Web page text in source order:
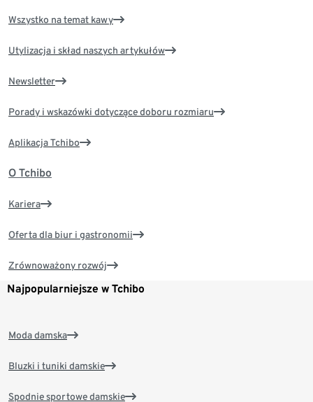
Wszystko na temat kawy
Utylizacja i skład naszych artykułów
Newsletter
Porady i wskazówki dotyczące doboru rozmiaru
Aplikacja Tchibo
O Tchibo
Kariera
Oferta dla biur i gastronomii
Zrównoważony rozwój
Najpopularniejsze w Tchibo
Moda damska
Bluzki i tuniki damskie
Spodnie sportowe damskie